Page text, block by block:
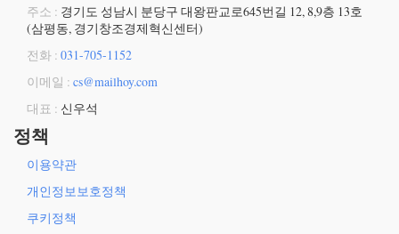
주소 : 경기도 성남시 분당구 대왕판교로645번길 12, 8,9층 13호
(삼평동, 경기창조경제혁신센터)
전화 : 031-705-1152
이메일 : cs@mailhoy.com
대표 : 신우석
정책
이용약관
개인정보보호정책
쿠키정책